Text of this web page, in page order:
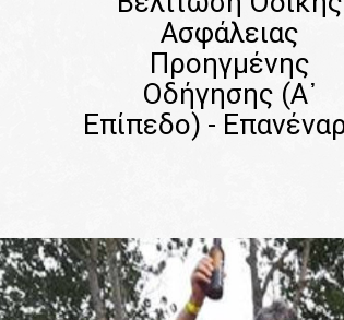
Ασφάλειας
Προηγμένης
Οδήγησης (Α᾽
Επίπεδο) -